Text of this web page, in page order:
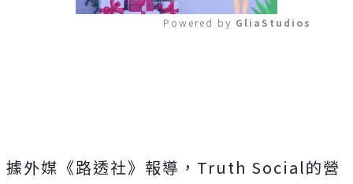
Powered by GliaStudios
據外媒《路透社》報導，Truth Social的營